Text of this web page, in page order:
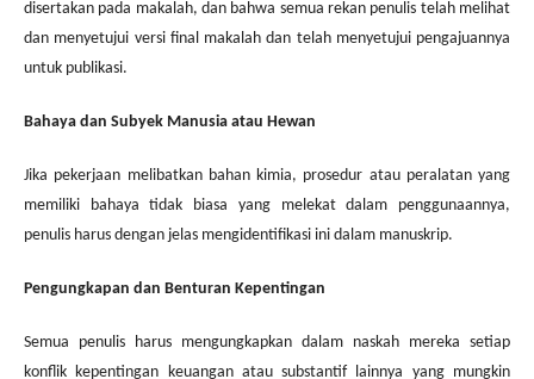
disertakan pada makalah, dan bahwa semua rekan penulis telah melihat
dan menyetujui versi final makalah dan telah menyetujui pengajuannya
untuk publikasi.
Bahaya dan Subyek Manusia atau Hewan
Jika pekerjaan melibatkan bahan kimia, prosedur atau peralatan yang
memiliki bahaya tidak biasa yang melekat dalam penggunaannya,
penulis harus dengan jelas mengidentifikasi ini dalam manuskrip.
Pengungkapan dan Benturan Kepentingan
Semua penulis harus mengungkapkan dalam naskah mereka setiap
konflik kepentingan keuangan atau substantif lainnya yang mungkin